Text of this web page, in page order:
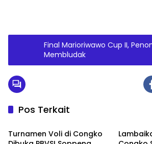
Final Marioriwawo Cup II,
Membludak
Pos Terkait
Olahraga
Turnamen Voli di Congko